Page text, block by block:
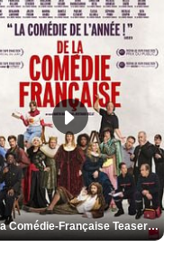
De la Comédie-Française Teaser VF